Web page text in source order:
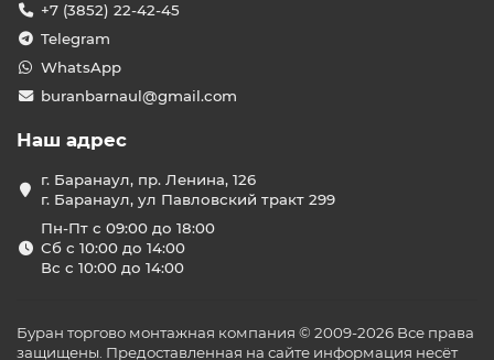
+7 (3852) 22-42-45
Telegram
WhatsApp
buranbarnaul@gmail.com
Наш адрес
г. Баранаул, пр. Ленина, 126
г. Баранаул, ул Павловский тракт 299
Пн-Пт с 09:00 до 18:00
Сб с 10:00 до 14:00
Вс с 10:00 до 14:00
Буран торгово монтажная компания © 2009-2026 Все права
защищены. Предоставленная на сайте информация несёт